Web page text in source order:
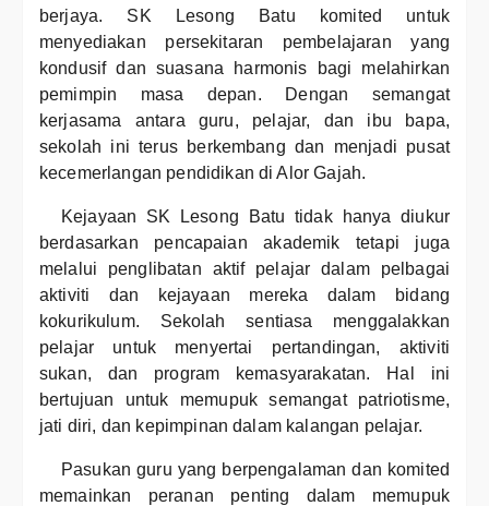
berjaya. SK Lesong Batu komited untuk
menyediakan persekitaran pembelajaran yang
kondusif dan suasana harmonis bagi melahirkan
pemimpin masa depan. Dengan semangat
kerjasama antara guru, pelajar, dan ibu bapa,
sekolah ini terus berkembang dan menjadi pusat
kecemerlangan pendidikan di Alor Gajah.
Kejayaan SK Lesong Batu tidak hanya diukur
berdasarkan pencapaian akademik tetapi juga
melalui penglibatan aktif pelajar dalam pelbagai
aktiviti dan kejayaan mereka dalam bidang
kokurikulum. Sekolah sentiasa menggalakkan
pelajar untuk menyertai pertandingan, aktiviti
sukan, dan program kemasyarakatan. Hal ini
bertujuan untuk memupuk semangat patriotisme,
jati diri, dan kepimpinan dalam kalangan pelajar.
Pasukan guru yang berpengalaman dan komited
memainkan peranan penting dalam memupuk